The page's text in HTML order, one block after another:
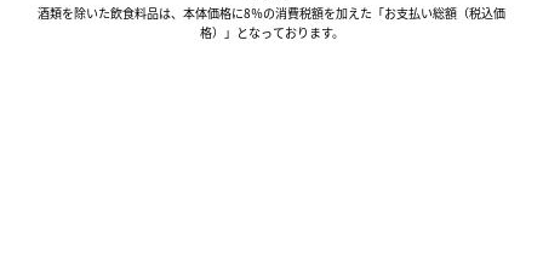
酒類を除いた飲食料品は、本体価格に8％の消費税額を加えた「お支払い総額（税込価
格）」となっております。